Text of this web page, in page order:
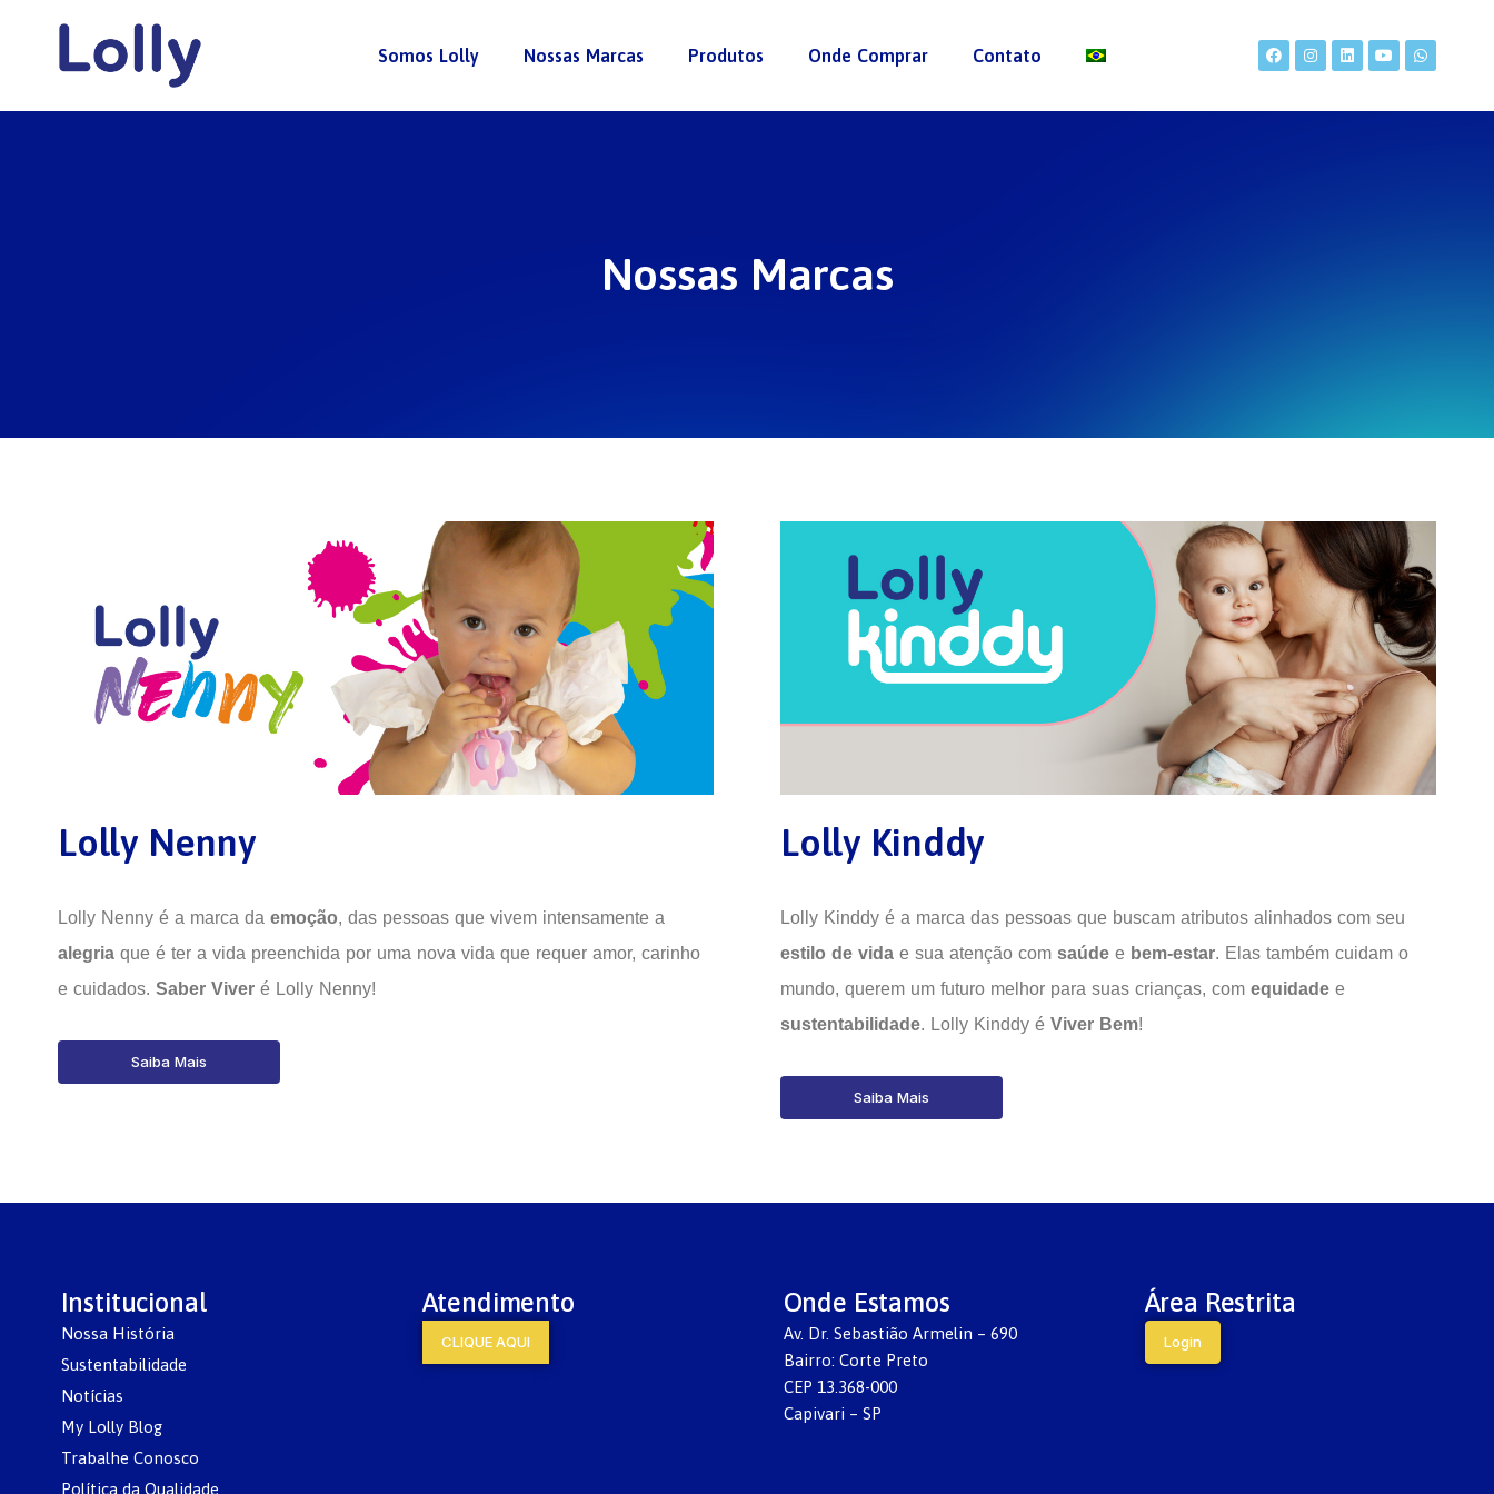
Somos Lolly Nossas Marcas Produtos Onde Comprar Contato
Nossas Marcas
Lolly Nenny
Lolly Nenny é a marca da emoção, das pessoas que vivem intensamente a
alegria que é ter a vida preenchida por uma nova vida que requer amor, carinho
e cuidados. Saber Viver é Lolly Nenny!
Saiba Mais
Lolly Kinddy
Lolly Kinddy é a marca das pessoas que buscam atributos alinhados com seu
estilo de vida e sua atenção com saúde e bem-estar. Elas também cuidam o
mundo, querem um futuro melhor para suas crianças, com equidade e
sustentabilidade. Lolly Kinddy é Viver Bem!
Saiba Mais
Institucional
Nossa História
Sustentabilidade
Notícias
My Lolly Blog
Trabalhe Conosco
Política da Qualidade
Atendimento
CLIQUE AQUI
Onde Estamos
Av. Dr. Sebastião Armelin – 690
Bairro: Corte Preto
CEP 13.368-000
Capivari – SP
Área Restrita
Login